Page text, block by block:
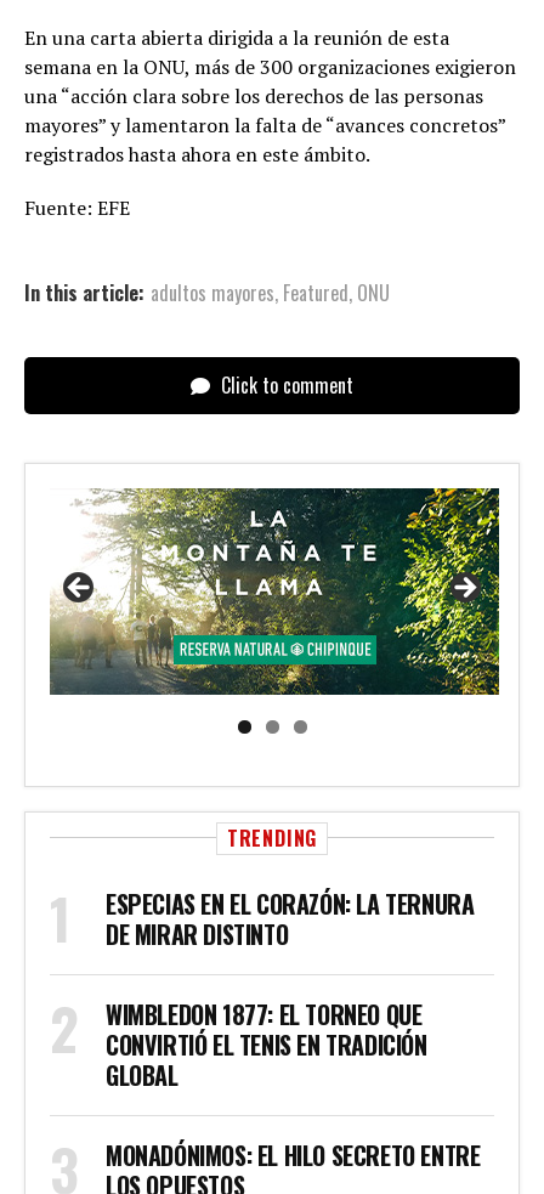
En una carta abierta dirigida a la reunión de esta
semana en la ONU, más de 300 organizaciones exigieron
una “acción clara sobre los derechos de las personas
mayores” y lamentaron la falta de “avances concretos”
registrados hasta ahora en este ámbito.
Fuente: EFE
In this article: adultos mayores, Featured, ONU
Click to comment
TRENDING
ESPECIAS EN EL CORAZÓN: LA TERNURA
DE MIRAR DISTINTO
WIMBLEDON 1877: EL TORNEO QUE
CONVIRTIÓ EL TENIS EN TRADICIÓN
GLOBAL
MONADÓNIMOS: EL HILO SECRETO ENTRE
LOS OPUESTOS